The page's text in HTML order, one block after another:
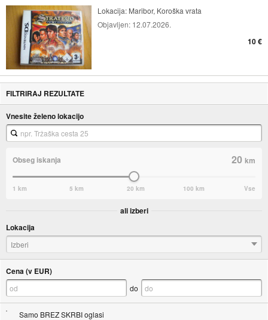
Lokacija: Maribor, Koroška vrata
Objavljen: 12.07.2026.
10 €
FILTRIRAJ REZULTATE
Vnesite želeno lokacijo
Obseg iskanja 20km
1 km 5 km 20 km 100 km Vse
ali izberi
Lokacija
Izberi
Cena (v EUR)
do
Samo BREZ SKRBI oglasi